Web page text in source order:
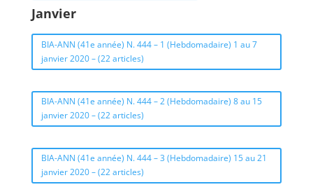
Janvier
BIA-ANN (41e année) N. 444 – 1 (Hebdomadaire) 1 au 7
janvier 2020 – (22 articles)
BIA-ANN (41e année) N. 444 – 2 (Hebdomadaire) 8 au 15
janvier 2020 – (22 articles)
BIA-ANN (41e année) N. 444 – 3 (Hebdomadaire) 15 au 21
janvier 2020 – (22 articles)